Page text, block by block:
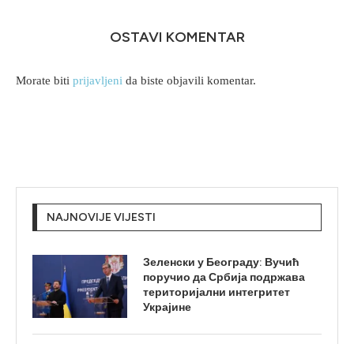
OSTAVI KOMENTAR
Morate biti prijavljeni da biste objavili komentar.
NAJNOVIJE VIJESTI
Зеленски у Београду: Вучић
поручио да Србија подржава
територијални интегритет
Украјине